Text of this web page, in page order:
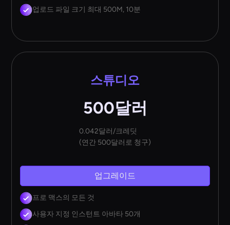
업로드 파일 크기 최대 500M, 10분
스튜디오
500달러
0.042달러/크레딧
(연간 500달러로 청구)
업그레이드
프로 맥스의 모든 것
사용자 지정 인스턴트 아바타 50개